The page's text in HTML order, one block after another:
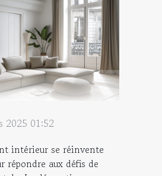
2025 01:52
intérieur se réinvente
répondre aux défis de